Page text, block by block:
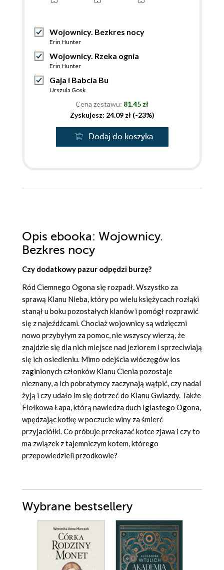
Wojownicy. Bezkres nocy
Erin Hunter
Wojownicy. Rzeka ognia
Erin Hunter
Gaja i Babcia Bu
Urszula Gosk
Cena zestawu: 81.45 zł
Zyskujesz: 24.09 zł (-23%)
Dodaj do koszyka
Opis ebooka: Wojownicy.
Bezkres nocy
Czy dodatkowy pazur odpędzi burzę?
Ród Ciemnego Ogona się rozpadł. Wszystko za
sprawą Klanu Nieba, który po wielu księżycach rozłąki
stanął u boku pozostałych klanów i pomógł rozprawić
się z najeźdźcami. Chociaż wojownicy są wdzięczni
nowo przybyłym za pomoc, nie wszyscy wierzą, że
znajdzie się dla nich miejsce nad jeziorem i sprzeciwiają
się ich osiedleniu. Mimo odejścia włóczęgów los
zaginionych członków Klanu Cienia pozostaje
nieznany, a ich pobratymcy zaczynają wątpić, czy nadal
żyją i czy udało im się dotrzeć do Klanu Gwiazdy. Także
Fiołkowa Łapa, którą nawiedza duch Iglastego Ogona,
wpędzając kotkę w poczucie winy za śmierć
przyjaciółki. Co próbuje przekazać kotce zjawa i czy to
ma związek z tajemniczym kotem, którego
przepowiedzieli przodkowie?
Wybrane bestsellery